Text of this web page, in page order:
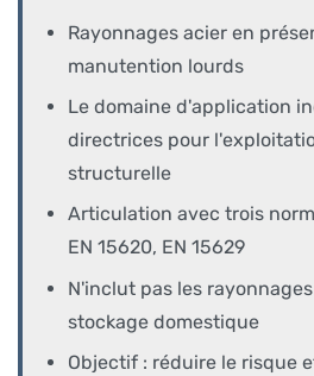
Rayonnages acier en
manutention lourds
Le domaine d'application
directrices pour
structurelle
Articulation avec trois
EN 15620, EN 15629
N'inclut pas les
stockage domestique
Objectif : réduire le risque